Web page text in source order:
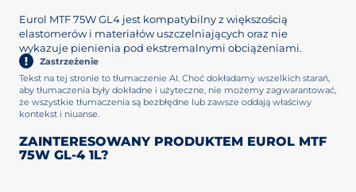
Eurol MTF 75W GL4 jest kompatybilny z większością
elastomerów i materiałów uszczelniających oraz nie
wykazuje pienienia pod ekstremalnymi obciążeniami.
Zastrzeżenie
Tekst na tej stronie to tłumaczenie AI. Choć dokładamy wszelkich starań,
aby tłumaczenia były dokładne i użyteczne, nie możemy zagwarantować,
że wszystkie tłumaczenia są bezbłędne lub zawsze oddają właściwy
kontekst i niuanse.
ZAINTERESOWANY PRODUKTEM EUROL MTF
75W GL-4 1L?